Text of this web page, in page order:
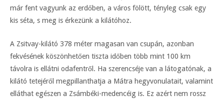
már fent vagyunk az erdőben, a város fölött, tényleg csak egy
kis séta, s meg is érkezünk a kilátóhoz.
A Zsitvay-kilátó 378 méter magasan van csupán, azonban
fekvésének köszönhetően tiszta időben több mint 100 km
távolra is ellátni odafentről. Ha szerencséje van a látogatónak, a
kilátó tetejéről megpillanthatja a Mátra hegyvonulatait, valamint
elláthat egészen a Zsámbéki-medencéig is. Ez azért nem rossz